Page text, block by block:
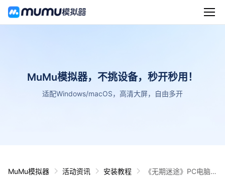
MuMu模拟器，不挑设备，秒开秒用！
适配Windows/macOS，高清大屏，自由多开
MuMu模拟器 活动资讯 安装教程
《无期迷途》PC电脑